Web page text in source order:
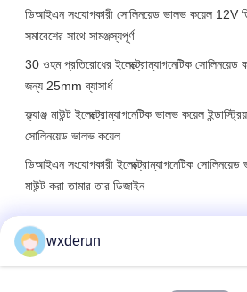
ডিআইএন সংযোগকারী সোলিনয়েড ভালভ কয়েল 12V
সমাবেশের সাথে সামঞ্জস্যপূর্ণ
30 ওহম প্রতিরোধের ইলেক্ট্রোম্যাগনেটিক সোলিনয়েড
জন্য 25mm ব্যাসার্ধ
ফ্ল্যাঞ্জ মাউন্ট ইলেক্ট্রোম্যাগনেটিক ভালভ কয়েল
সোলিনয়েড ভালভ কয়েল
ডিআইএন সংযোগকারী ইলেক্ট্রোম্যাগনেটিক সোলিনয়েড
মাউন্ট করা তামার তার ডিজাইন
wxderun